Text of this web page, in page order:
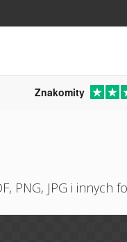
Znakomity
PNG, JPG i innych